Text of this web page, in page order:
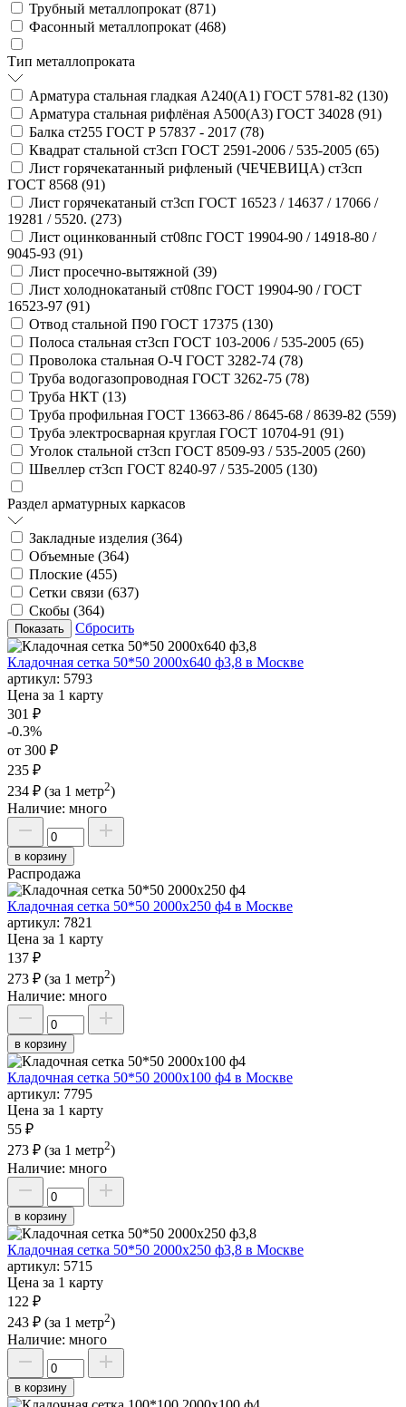
Трубный металлопрокат (871)
Фасонный металлопрокат (468)
Тип металлопроката
Арматура стальная гладкая А240(А1) ГОСТ 5781-82 (130)
Арматура стальная рифлёная А500(А3) ГОСТ 34028 (91)
Балка ст255 ГОСТ Р 57837 - 2017 (78)
Квадрат стальной ст3сп ГОСТ 2591-2006 / 535-2005 (65)
Лист горячекатанный рифленый (ЧЕЧЕВИЦА) ст3сп
ГОСТ 8568 (91)
Лист горячекатаный ст3сп ГОСТ 16523 / 14637 / 17066 /
19281 / 5520. (273)
Лист оцинкованный ст08пс ГОСТ 19904-90 / 14918-80 /
9045-93 (91)
Лист просечно-вытяжной (39)
Лист холоднокатаный ст08пс ГОСТ 19904-90 / ГОСТ
16523-97 (91)
Отвод стальной П90 ГОСТ 17375 (130)
Полоса стальная ст3сп ГОСТ 103-2006 / 535-2005 (65)
Проволока стальная О-Ч ГОСТ 3282-74 (78)
Труба водогазопроводная ГОСТ 3262-75 (78)
Труба НКТ (13)
Труба профильная ГОСТ 13663-86 / 8645-68 / 8639-82 (559)
Труба электросварная круглая ГОСТ 10704-91 (91)
Уголок стальной ст3сп ГОСТ 8509-93 / 535-2005 (260)
Швеллер ст3сп ГОСТ 8240-97 / 535-2005 (130)
Раздел арматурных каркасов
Закладные изделия (364)
Объемные (364)
Плоские (455)
Сетки связи (637)
Скобы (364)
Сбросить
Кладочная сетка 50*50 2000х640 ф3,8 в Москве
артикул: 5793
Цена за 1 карту
301 ₽
-0.3%
от 300 ₽
235 ₽
234 ₽ (за 1 метр2)
Наличие: много
в корзину
Распродажа
Кладочная сетка 50*50 2000х250 ф4 в Москве
артикул: 7821
Цена за 1 карту
137 ₽
273 ₽ (за 1 метр2)
Наличие: много
в корзину
Кладочная сетка 50*50 2000х100 ф4 в Москве
артикул: 7795
Цена за 1 карту
55 ₽
273 ₽ (за 1 метр2)
Наличие: много
в корзину
Кладочная сетка 50*50 2000х250 ф3,8 в Москве
артикул: 5715
Цена за 1 карту
122 ₽
243 ₽ (за 1 метр2)
Наличие: много
в корзину